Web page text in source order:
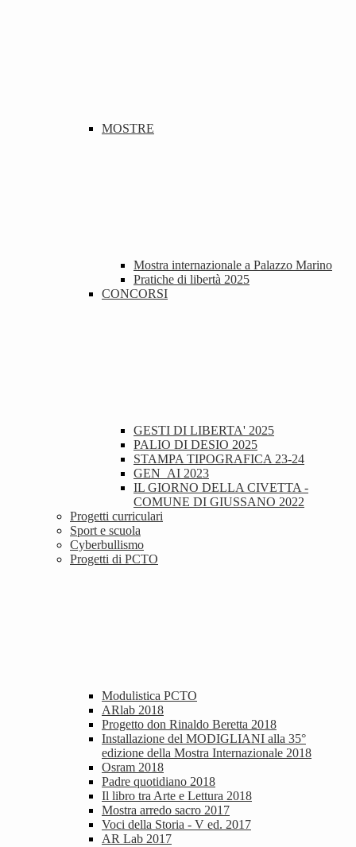
MOSTRE
Mostra internazionale a Palazzo Marino
Pratiche di libertà 2025
CONCORSI
GESTI DI LIBERTA' 2025
PALIO DI DESIO 2025
STAMPA TIPOGRAFICA 23-24
GEN_AI 2023
IL GIORNO DELLA CIVETTA -
COMUNE DI GIUSSANO 2022
Progetti curriculari
Sport e scuola
Cyberbullismo
Progetti di PCTO
Modulistica PCTO
ARlab 2018
Progetto don Rinaldo Beretta 2018
Installazione del MODIGLIANI alla 35°
edizione della Mostra Internazionale 2018
Osram 2018
Padre quotidiano 2018
Il libro tra Arte e Lettura 2018
Mostra arredo sacro 2017
Voci della Storia - V ed. 2017
AR Lab 2017